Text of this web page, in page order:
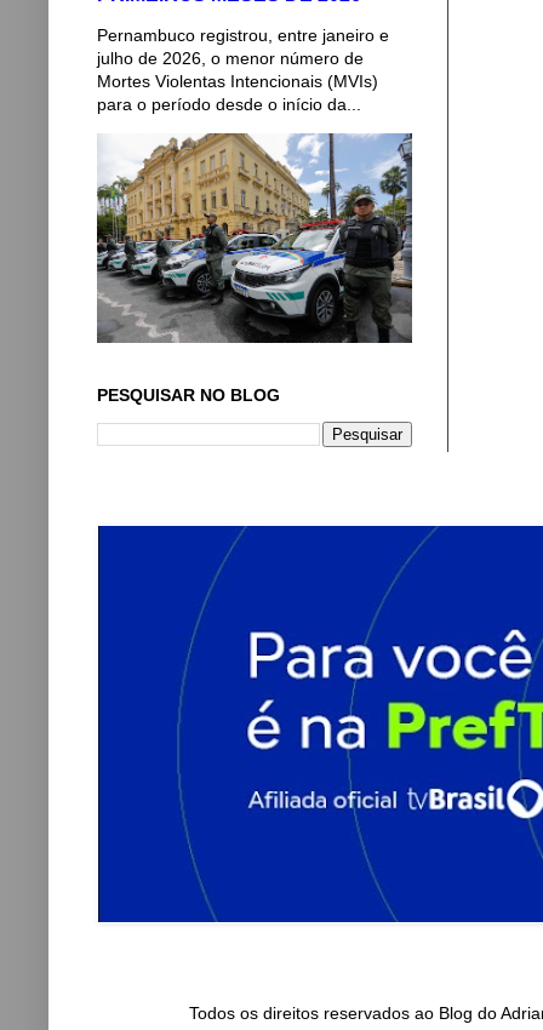
Pernambuco registrou, entre janeiro e
julho de 2026, o menor número de
Mortes Violentas Intencionais (MVIs)
para o período desde o início da...
PESQUISAR NO BLOG
Todos os direitos reservados ao Blog do